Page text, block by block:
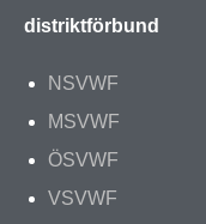
distriktförbund
NSVWF
MSVWF
ÖSVWF
VSVWF